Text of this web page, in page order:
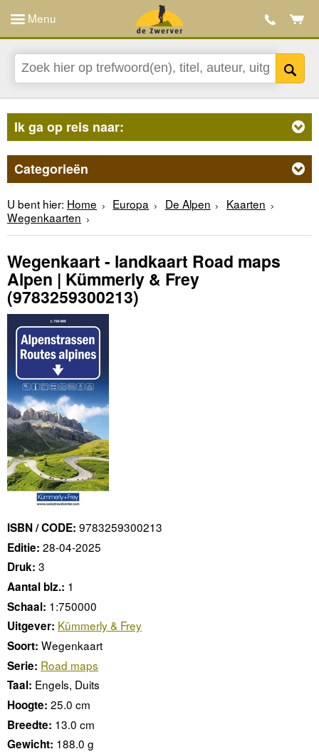
Menu
Ik ga op reis naar:
Categorieën
U bent hier: Home Europa De Alpen
Kaarten
Wegenkaarten
Wegenkaart - landkaart Road maps
Alpen | Kümmerly & Frey
(9783259300213)
ISBN / CODE: 9783259300213
Editie: 28-04-2025
Druk: 3
Aantal blz.: 1
Schaal: 1:750000
Uitgever: Kümmerly & Frey
Soort: Wegenkaart
Serie: Road maps
Taal: Engels, Duits
Hoogte: 25.0 cm
Breedte: 13.0 cm
Gewicht: 188.0 g